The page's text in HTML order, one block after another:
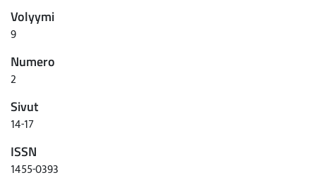
Volyymi
9
Numero
2
Sivut
14-17
ISSN
1455-0393